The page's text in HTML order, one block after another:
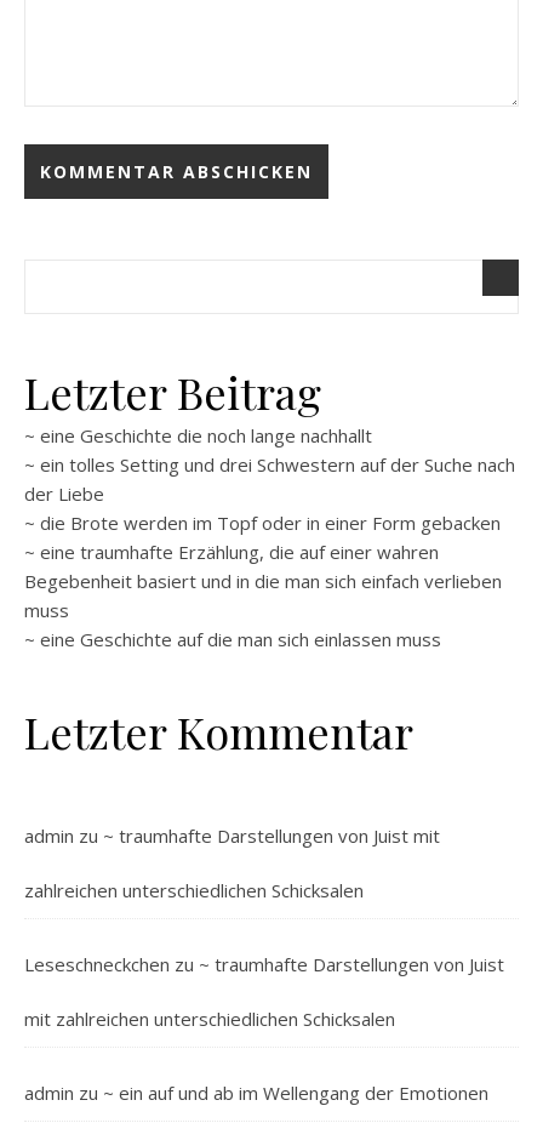
Letzter Beitrag
~ eine Geschichte die noch lange nachhallt
~ ein tolles Setting und drei Schwestern auf der Suche nach
der Liebe
~ die Brote werden im Topf oder in einer Form gebacken
~ eine traumhafte Erzählung, die auf einer wahren
Begebenheit basiert und in die man sich einfach verlieben
muss
~ eine Geschichte auf die man sich einlassen muss
Letzter Kommentar
admin zu ~ traumhafte Darstellungen von Juist mit
zahlreichen unterschiedlichen Schicksalen
Leseschneckchen zu ~ traumhafte Darstellungen von Juist
mit zahlreichen unterschiedlichen Schicksalen
admin zu ~ ein auf und ab im Wellengang der Emotionen